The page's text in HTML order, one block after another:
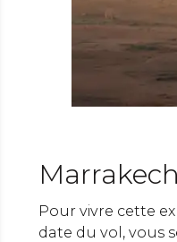
Pour vivre cette
date du vol, vous